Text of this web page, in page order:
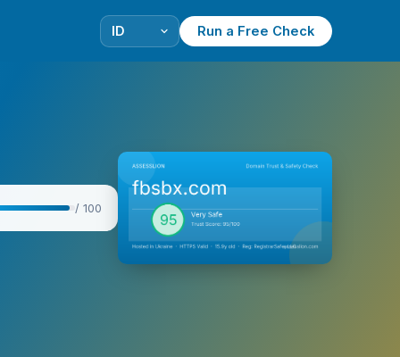
Run a Free Check
/ 100